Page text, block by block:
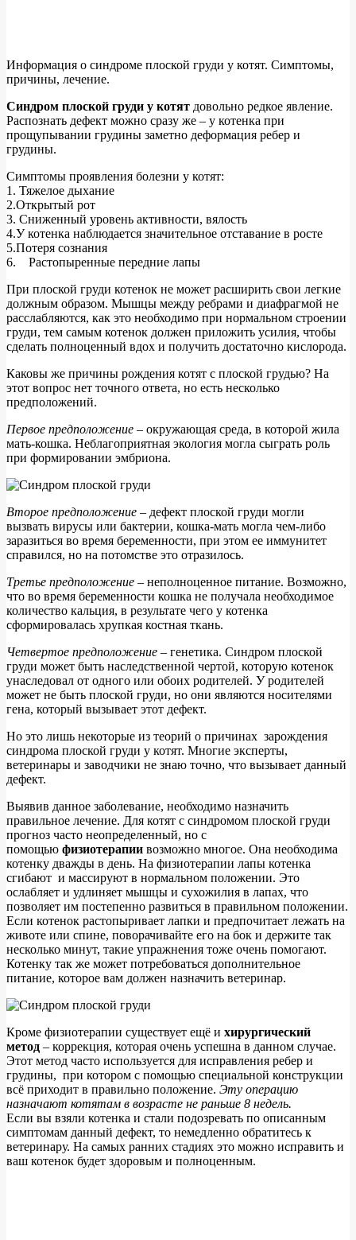
Информация о синдроме плоской груди у котят. Симптомы,
причины, лечение.
Синдром плоской груди у котят довольно редкое явление.
Распознать дефект можно сразу же – у котенка при
прощупывании грудины заметно деформация ребер и
грудины.
Симптомы проявления болезни у котят:
1. Тяжелое дыхание
2.Открытый рот
3. Сниженный уровень активности, вялость
4.У котенка наблюдается значительное отставание в росте
5.Потеря сознания
6. Растопыренные передние лапы
При плоской груди котенок не может расширить свои легкие
должным образом. Мышцы между ребрами и диафрагмой не
расслабляются, как это необходимо при нормальном строении
груди, тем самым котенок должен приложить усилия, чтобы
сделать полноценный вдох и получить достаточно кислорода.
Каковы же причины рождения котят с плоской грудью? На
этот вопрос нет точного ответа, но есть несколько
предположений.
Первое предположение – окружающая среда, в которой жила
мать-кошка. Неблагоприятная экология могла сыграть роль
при формировании эмбриона.
Второе предположение – дефект плоской груди могли
вызвать вирусы или бактерии, кошка-мать могла чем-либо
заразиться во время беременности, при этом ее иммунитет
справился, но на потомстве это отразилось.
Третье предположение – неполноценное питание. Возможно,
что во время беременности кошка не получала необходимое
количество кальция, в результате чего у котенка
сформировалась хрупкая костная ткань.
Четвертое предположение – генетика. Синдром плоской
груди может быть наследственной чертой, которую котенок
унаследовал от одного или обоих родителей. У родителей
может не быть плоской груди, но они являются носителями
гена, который вызывает этот дефект.
Но это лишь некоторые из теорий о причинах зарождения
синдрома плоской груди у котят. Многие эксперты,
ветеринары и заводчики не знаю точно, что вызывает данный
дефект.
Выявив данное заболевание, необходимо назначить
правильное лечение. Для котят с синдромом плоской груди
прогноз часто неопределенный, но с
помощью физиотерапии возможно многое. Она необходима
котенку дважды в день. На физиотерапии лапы котенка
сгибают и массируют в нормальном положении. Это
ослабляет и удлиняет мышцы и сухожилия в лапах, что
позволяет им постепенно развиться в правильном положении.
Если котенок растопыривает лапки и предпочитает лежать на
животе или спине, поворачивайте его на бок и держите так
несколько минут, такие упражнения тоже очень помогают.
Котенку так же может потребоваться дополнительное
питание, которое вам должен назначить ветеринар.
Кроме физиотерапии существует ещё и хирургический
метод – коррекция, которая очень успешна в данном случае.
Этот метод часто используется для исправления ребер и
грудины, при котором с помощью специальной конструкции
всё приходит в правильно положение. Эту операцию
назначают котятам в возрасте не раньше 8 недель.
Если вы взяли котенка и стали подозревать по описанным
симптомам данный дефект, то немедленно обратитесь к
ветеринару. На самых ранних стадиях это можно исправить и
ваш котенок будет здоровым и полноценным.